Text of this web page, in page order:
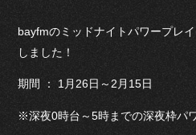
bayfmのミッドナイトパワープレ
しました！
期間 ： 1月26日～2月15日
※深夜0時台～5時までの深夜枠パ